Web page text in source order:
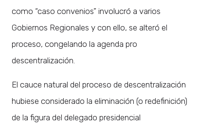
como “caso convenios” involucró a varios
Gobiernos Regionales y con ello, se alteró el
proceso, congelando la agenda pro
descentralización.
El cauce natural del proceso de descentralización
hubiese considerado la eliminación (o redefinición)
de la figura del delegado presidencial